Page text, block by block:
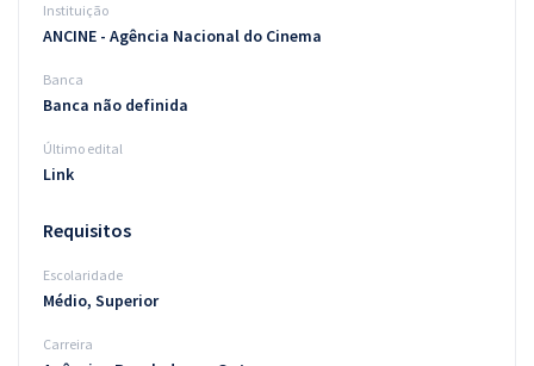
Atendimento
Instituição
ANCINE - Agência Nacional do Cinema
Banca
Banca não definida
Último edital
Link
Requisitos
Escolaridade
Médio, Superior
Carreira